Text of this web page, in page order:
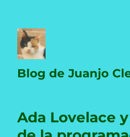
Blog de Juanjo
Ada Lovelace